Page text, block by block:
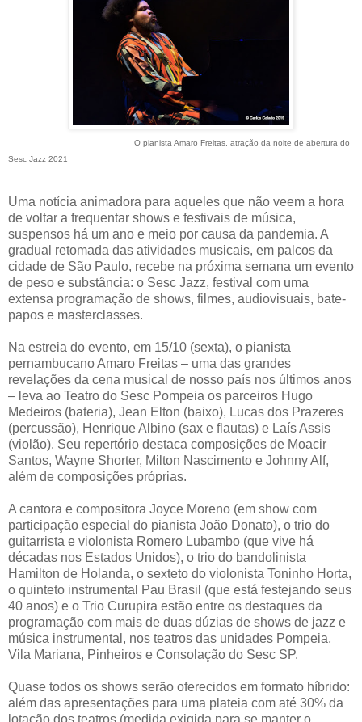
O pianista Amaro Freitas, atração da noite de abertura do
Sesc Jazz 2021
Uma notícia animadora para aqueles que não veem a hora
de voltar a frequentar shows e festivais de música,
suspensos há um ano e meio por causa da pandemia. A
gradual retomada das atividades musicais, em palcos da
cidade de São Paulo, recebe na próxima semana um evento
de peso e substância: o Sesc Jazz, festival com uma
extensa programação de shows, filmes, audiovisuais, bate-
papos e masterclasses.
Na estreia do evento, em 15/10 (sexta), o pianista
pernambucano Amaro Freitas – uma das grandes
revelações da cena musical de nosso país nos últimos anos
– leva ao Teatro do Sesc Pompeia os parceiros Hugo
Medeiros (bateria), Jean Elton (baixo), Lucas dos Prazeres
(percussão), Henrique Albino (sax e flautas) e Laís Assis
(violão). Seu repertório destaca composições de Moacir
Santos, Wayne Shorter, Milton Nascimento e Johnny Alf,
além de composições próprias.
A cantora e compositora Joyce Moreno (em show com
participação especial do pianista João Donato), o trio do
guitarrista e violonista Romero Lubambo (que vive há
décadas nos Estados Unidos), o trio do bandolinista
Hamilton de Holanda, o sexteto do violonista Toninho Horta,
o quinteto instrumental Pau Brasil (que está festejando seus
40 anos) e o Trio Curupira estão entre os destaques da
programação com mais de duas dúzias de shows de jazz e
música instrumental, nos teatros das unidades Pompeia,
Vila Mariana, Pinheiros e Consolação do Sesc SP.
Quase todos os shows serão oferecidos em formato híbrido:
além das apresentações para uma plateia com até 30% da